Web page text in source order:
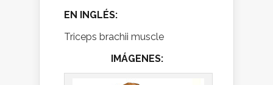
EN INGLÉS:
Triceps brachii muscle
IMÁGENES: